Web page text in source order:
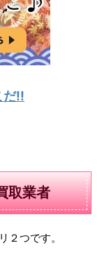
だ!!
取業者
２つです。